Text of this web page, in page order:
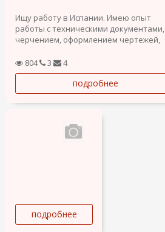
Ищу работу в Испании. Имею опыт
работы с техническими документами,
черчением, оформлением чертежей,
технических спецификаций на
ремонтные работы.
804 3 4
подробнее
подробнее